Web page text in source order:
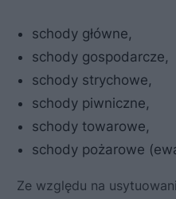
schody główne,
schody gospodarcze,
schody strychowe,
schody piwniczne,
schody towarowe,
schody pożarowe
Ze względu na